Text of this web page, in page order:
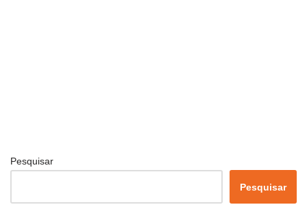
Pesquisar
Pesquisar